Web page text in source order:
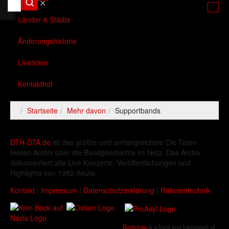
✕
Länder & Städte
Änderungshistorie
Liveticker
Kontakthof
Startseite Mehr davon Supportbands
DTH-DTA.de ist das größte und umfangreichste Die Toten
Hosen Archiv über die Bandgeschichte im Netz. Das Archiv
dokumentiert alle Live Konzerte, Veröffentlichungen und
Highlights von 1982-heute.
Kontakt | Impressum | Datenschutzerklärung | Raketentechnik
Bootstrap is a front-end framework of